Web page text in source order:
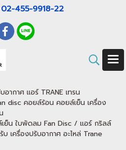
455-9918-22
อากาศ แอร์ TRANE เทรน
disc คอยล์ร้อน คอยล์เย็น เครื่อง
ย็น ใบพัดลม Fan Disc / แอร์ กริลล์
เครื่องปรับอากาศ อะไหล่ Trane